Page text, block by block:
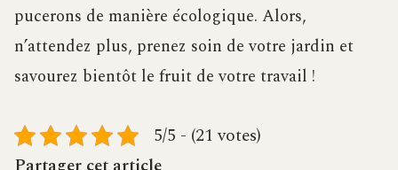
pucerons de manière écologique. Alors,
n’attendez plus, prenez soin de votre jardin et
savourez bientôt le fruit de votre travail !
5/5 - (21 votes)